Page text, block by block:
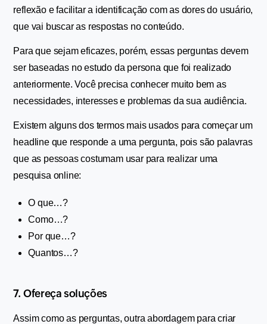
reflexão e facilitar a identificação com as dores do usuário,
que vai buscar as respostas no conteúdo.
Para que sejam eficazes, porém, essas perguntas devem
ser baseadas no estudo da persona que foi realizado
anteriormente. Você precisa conhecer muito bem as
necessidades, interesses e problemas da sua audiência.
Existem alguns dos termos mais usados para começar um
headline que responde a uma pergunta, pois são palavras
que as pessoas costumam usar para realizar uma
pesquisa online:
O que…?
Como…?
Por que…?
Quantos…?
7. Ofereça soluções
Assim como as perguntas, outra abordagem para criar